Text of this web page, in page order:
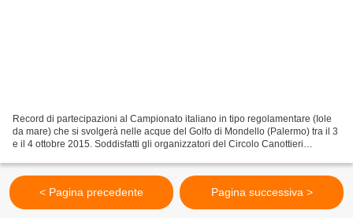
Record di partecipazioni al Campionato italiano in tipo regolamentare (Iole
da mare) che si svolgerà nelle acque del Golfo di Mondello (Palermo) tra il 3
e il 4 ottobre 2015. Soddisfatti gli organizzatori del Circolo Canottieri
< Pagina precedente Pagina successiva >